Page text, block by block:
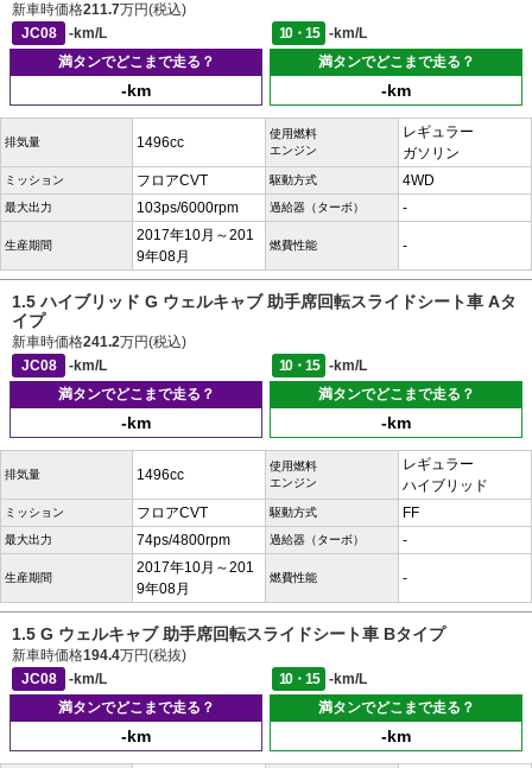
新車時価格211.7万円(税込)
JC08
-km/L 10・15
-km/L
満タンでどこまで走る？
-km
満タンでどこまで走る？
-km
排気量 1496cc
使用燃料
エンジン
レギュラー
ガソリン
ミッション フロアCVT 駆動方式 4WD
最大出力 103ps/6000rpm 過給器（ターボ） -
生産期間
2017年10月～201
9年08月
燃費性能 -
1.5 ハイブリッド G ウェルキャブ 助手席回転スライドシート車 Aタ
イプ
新車時価格241.2万円(税込)
JC08
-km/L 10・15
-km/L
満タンでどこまで走る？
-km
満タンでどこまで走る？
-km
排気量 1496cc
使用燃料
エンジン
レギュラー
ハイブリッド
ミッション フロアCVT 駆動方式 FF
最大出力 74ps/4800rpm 過給器（ターボ） -
生産期間
2017年10月～201
9年08月
燃費性能 -
1.5 G ウェルキャブ 助手席回転スライドシート車 Bタイプ
新車時価格194.4万円(税抜)
JC08
-km/L 10・15
-km/L
満タンでどこまで走る？
-km
満タンでどこまで走る？
-km